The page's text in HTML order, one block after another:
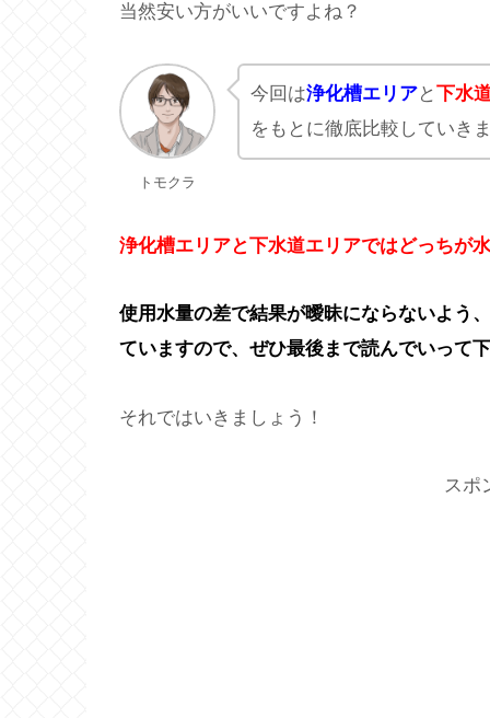
当然安い方がいいですよね？
トモクラ
今回は浄化槽エリアと 下水
をもとに徹底比較していき
浄化槽エリアと下水道エリアではどっちが
使用水量の差で結果が曖昧にならないよう
ていますので、ぜひ最後まで読んでいって
それではいきましょう！
スポ